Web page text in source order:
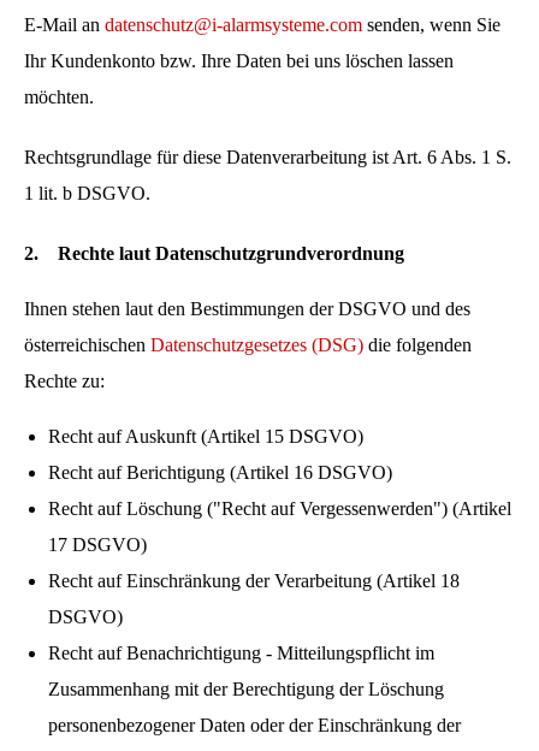
E-Mail an datenschutz@i-alarmsysteme.com senden, wenn Sie
Ihr Kundenkonto bzw. Ihre Daten bei uns löschen lassen
möchten.
Rechtsgrundlage für diese Datenverarbeitung ist Art. 6 Abs. 1 S.
1 lit. b DSGVO.
2. Rechte laut Datenschutzgrundverordnung
Ihnen stehen laut den Bestimmungen der DSGVO und des
österreichischen Datenschutzgesetzes (DSG) die folgenden
Rechte zu:
Recht auf Auskunft (Artikel 15 DSGVO)
Recht auf Berichtigung (Artikel 16 DSGVO)
Recht auf Löschung ("Recht auf Vergessenwerden") (Artikel
17 DSGVO)
Recht auf Einschränkung der Verarbeitung (Artikel 18
DSGVO)
Recht auf Benachrichtigung - Mitteilungspflicht im
Zusammenhang mit der Berechtigung der Löschung
personenbezogener Daten oder der Einschränkung der